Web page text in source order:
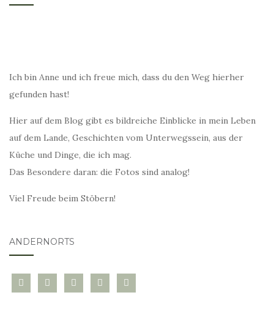
Ich bin Anne und ich freue mich, dass du den Weg hierher
gefunden hast!
Hier auf dem Blog gibt es bildreiche Einblicke in mein Leben
auf dem Lande, Geschichten vom Unterwegssein, aus der
Küche und Dinge, die ich mag.
Das Besondere daran: die Fotos sind analog!
Viel Freude beim Stöbern!
ANDERNORTS
bloglovininstagramtwitter pinterest
mail